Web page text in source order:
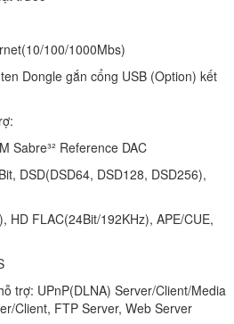
100/1000Mbs)
Dongle gắn cổng USB (Option) kết
Sabre³² Reference DAC
DSD(DSD64, DSD128, DSD256),
HD FLAC(24Bit/192KHz), APE/CUE,
trợ: UPnP(DLNA) Server/Client/Media
Client, FTP Server, Web Server